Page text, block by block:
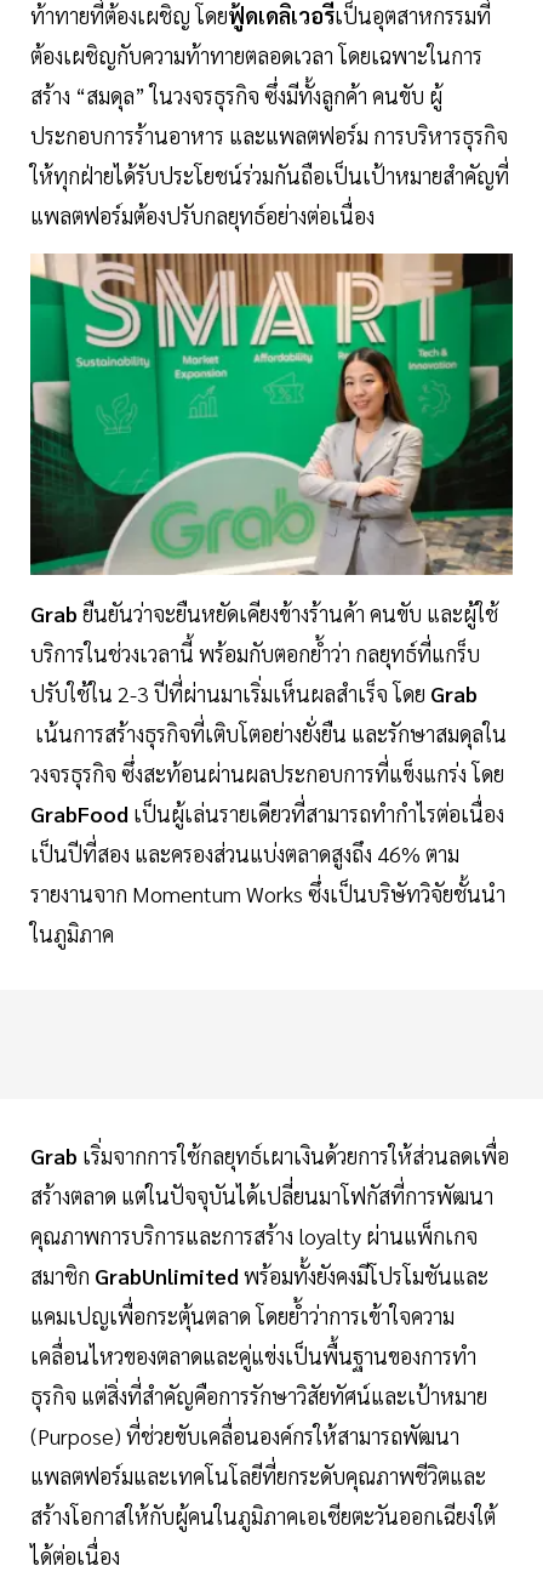
ท้าทายที่ต้องเผชิญ โดยฟู้ดเดลิเวอรีเป็นอุตสาหกรรมที่
ต้องเผชิญกับความท้าทายตลอดเวลา โดยเฉพาะในการ
สร้าง “สมดุล” ในวงจรธุรกิจ ซึ่งมีทั้งลูกค้า คนขับ ผู้
ประกอบการร้านอาหาร และแพลตฟอร์ม การบริหารธุรกิจ
ให้ทุกฝ่ายได้รับประโยชน์ร่วมกันถือเป็นเป้าหมายสำคัญที่
แพลตฟอร์มต้องปรับกลยุทธ์อย่างต่อเนื่อง
Grab ยืนยันว่าจะยืนหยัดเคียงข้างร้านค้า คนขับ และผู้ใช้
บริการในช่วงเวลานี้ พร้อมกับตอกย้ำว่า กลยุทธ์ที่แกร็บ
ปรับใช้ใน 2-3 ปีที่ผ่านมาเริ่มเห็นผลสำเร็จ โดย Grab
เน้นการสร้างธุรกิจที่เติบโตอย่างยั่งยืน และรักษาสมดุลใน
วงจรธุรกิจ ซึ่งสะท้อนผ่านผลประกอบการที่แข็งแกร่ง โดย
GrabFood เป็นผู้เล่นรายเดียวที่สามารถทำกำไรต่อเนื่อง
เป็นปีที่สอง และครองส่วนแบ่งตลาดสูงถึง 46% ตาม
รายงานจาก Momentum Works ซึ่งเป็นบริษัทวิจัยชั้นนำ
ในภูมิภาค
Grab เริ่มจากการใช้กลยุทธ์เผาเงินด้วยการให้ส่วนลดเพื่อ
สร้างตลาด แต่ในปัจจุบันได้เปลี่ยนมาโฟกัสที่การพัฒนา
คุณภาพการบริการและการสร้าง loyalty ผ่านแพ็กเกจ
สมาชิก GrabUnlimited พร้อมทั้งยังคงมีโปรโมชันและ
แคมเปญเพื่อกระตุ้นตลาด โดยย้ำว่าการเข้าใจความ
เคลื่อนไหวของตลาดและคู่แข่งเป็นพื้นฐานของการทำ
ธุรกิจ แต่สิ่งที่สำคัญคือการรักษาวิสัยทัศน์และเป้าหมาย
(Purpose) ที่ช่วยขับเคลื่อนองค์กรให้สามารถพัฒนา
แพลตฟอร์มและเทคโนโลยีที่ยกระดับคุณภาพชีวิตและ
สร้างโอกาสให้กับผู้คนในภูมิภาคเอเชียตะวันออกเฉียงใต้
ได้ต่อเนื่อง